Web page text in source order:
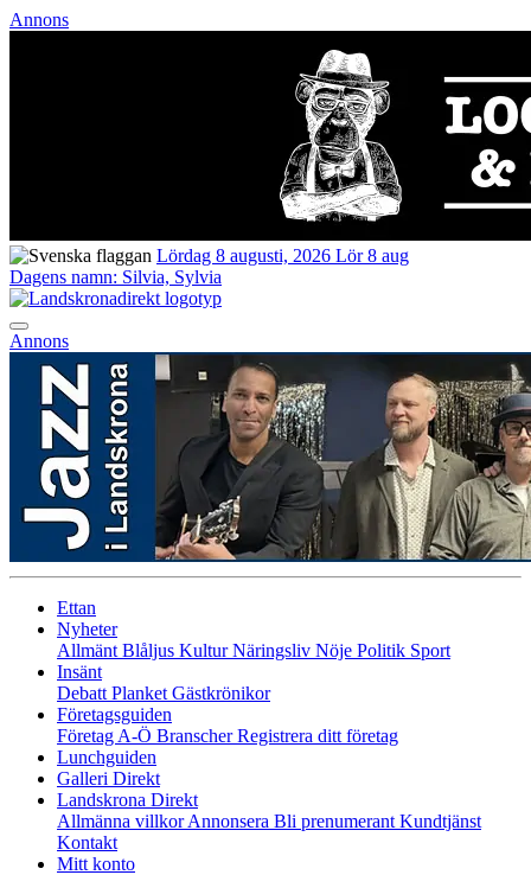
Annons
Lördag 8 augusti, 2026 Lör 8 aug
Dagens namn: Silvia, Sylvia
Annons
Ettan
Nyheter
Allmänt Blåljus KulturNäringsliv Nöje Politik Sport
Insänt
Debatt Planket Gästkrönikor
Företagsguiden
Företag A-Ö BranscherRegistrera ditt företag
Lunchguiden
Galleri Direkt
Landskrona Direkt
Allmänna villkorAnnonsera Bli prenumerant Kundtjänst
Kontakt
Mitt konto